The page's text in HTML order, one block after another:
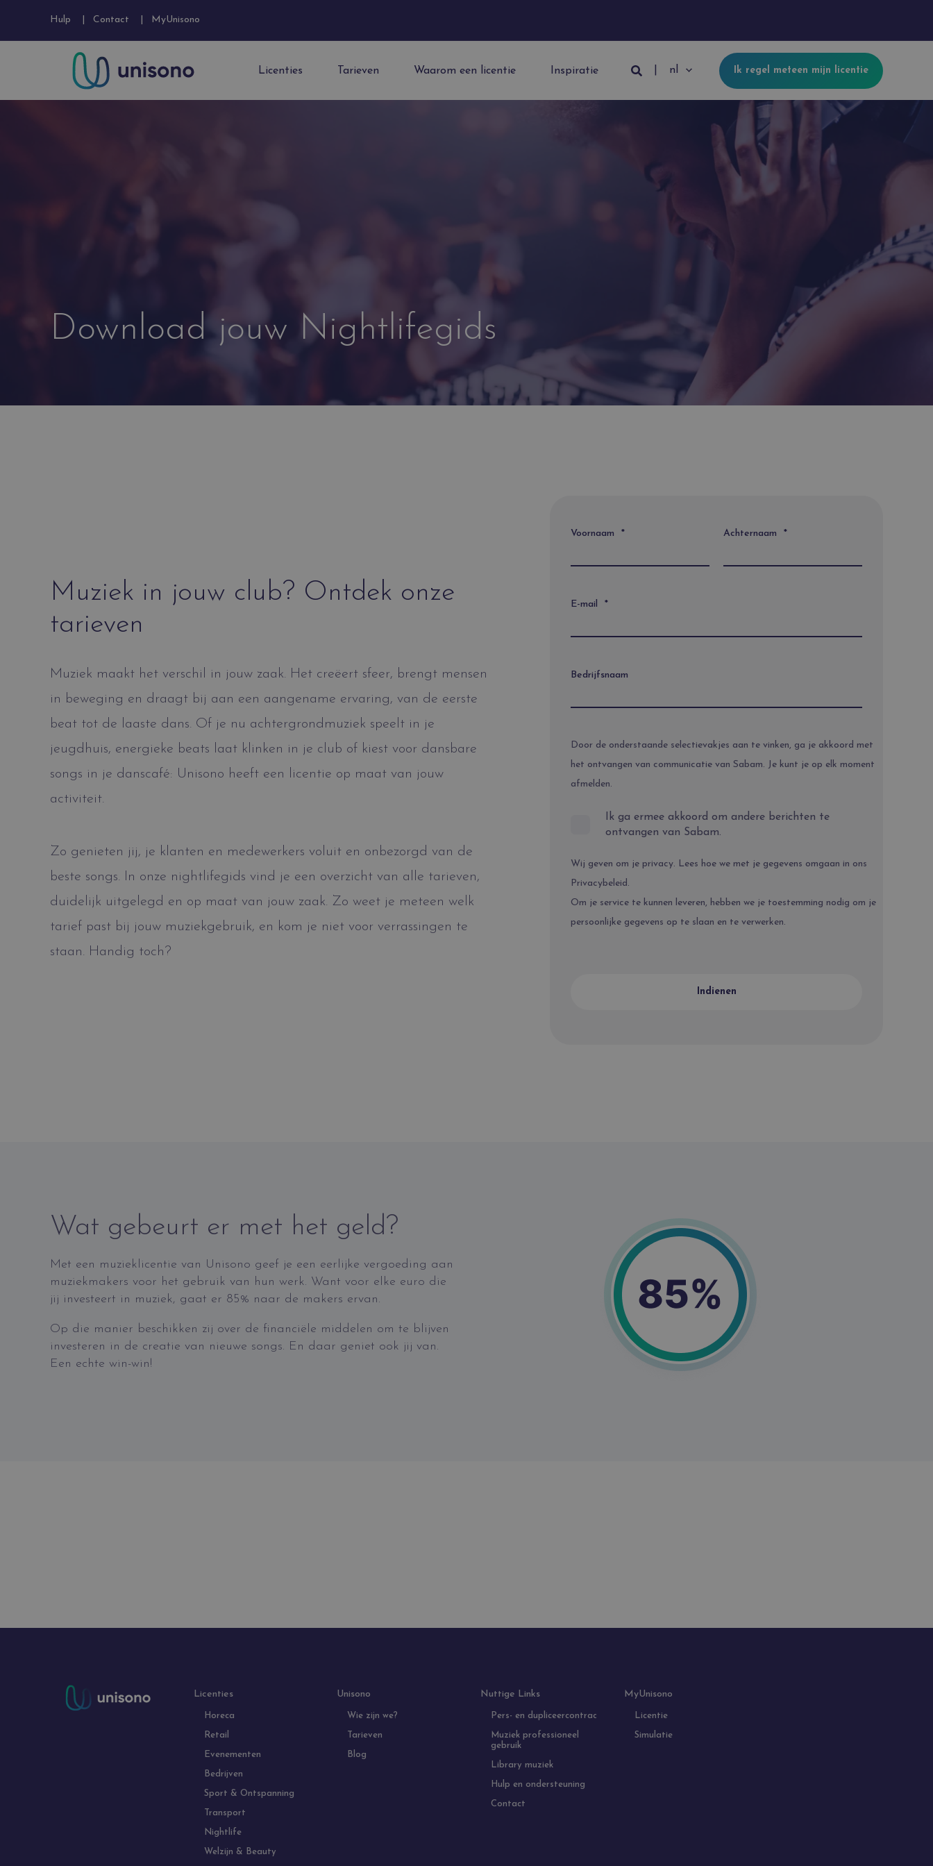
Hulp Contact MyUnisono
Licenties Tarieven Waarom een licentie Inspiratie nl Ik regel meteen mijn licentie
Download jouw Nightlifegids
Muziek in jouw club? Ontdek onze
tarieven
Muziek maakt het verschil in jouw zaak. Het creëert sfeer, brengt mensen
in beweging en draagt bij aan een aangename ervaring, van de eerste
beat tot de laaste dans. Of je nu achtergrondmuziek speelt in je
jeugdhuis, energieke beats laat klinken in je club of kiest voor dansbare
songs in je danscafé: Unisono heeft een licentie op maat van jouw
activiteit.
Zo genieten jij, je klanten en medewerkers voluit en onbezorgd van de
beste songs. In onze nightlifegids vind je een overzicht van alle tarieven,
duidelijk uitgelegd en op maat van jouw zaak. Zo weet je meteen welk
tarief past bij jouw muziekgebruik, en kom je niet voor verrassingen te
staan. Handig toch?
Voornaam * Achternaam *
E-mail *
Bedrijfsnaam
Door de onderstaande selectievakjes aan te vinken, ga je akkoord met
het ontvangen van communicatie van Sabam. Je kunt je op elk moment
afmelden.
Ik ga ermee akkoord om andere berichten te
ontvangen van Sabam.
Wij geven om je privacy. Lees hoe we met je gegevens omgaan in ons
Privacybeleid.
Om je service te kunnen leveren, hebben we je toestemming nodig om je
persoonlijke gegevens op te slaan en te verwerken.
Wat gebeurt er met het geld?
Met een muzieklicentie van Unisono geef je een eerlijke vergoeding aan
muziekmakers voor het gebruik van hun werk. Want voor elke euro die
jij investeert in muziek, gaat er 85% naar de makers ervan.
Op die manier beschikken zij over de financiële middelen om te blijven
investeren in de creatie van nieuwe songs. En daar geniet ook jij van.
Een echte win-win!
Licenties
Horeca
Retail
Evenementen
Bedrijven
Sport & Ontspanning
Transport
Nightlife
Welzijn & Beauty
Unisono
Wie zijn we?
Tarieven
Blog
Nuttige Links
Pers- en dupliceercontract
Muziek professioneel
gebruik
Library muziek
Hulp en ondersteuning
Contact
MyUnisono
Licentie
Simulatie